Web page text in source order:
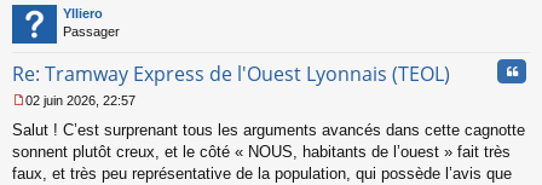
Ylliero
Passager
Re: Tramway Express de l'Ouest Lyonnais (TEOL)
e
s
s
02 juin 2026, 22:57
Salut ! C’est surprenant tous les arguments avancés dans cette cagnotte
sonnent plutôt creux, et le côté « NOUS, habitants de l’ouest » fait très
faux, et très peu représentative de la population, qui possède l’avis que